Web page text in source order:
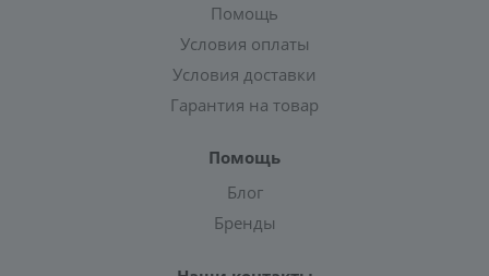
Помощь
Условия оплаты
Условия доставки
Гарантия на товар
Помощь
Блог
Бренды